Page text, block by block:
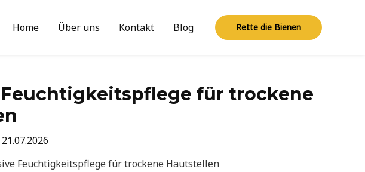
Home Über uns Kontakt Blog Rette die Bienen
für trockene
21.07.2026
Feuchtigkeitspflege für trockene Hautstellen